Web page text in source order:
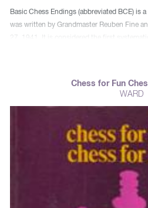
Basic Chess Endings (abbreviated BCE) is
was written by Grandmaster Reuben Fine
27, 1941. It is considered the first
published). It was revised in 2003 by Pal
Chess for Fun
WARD